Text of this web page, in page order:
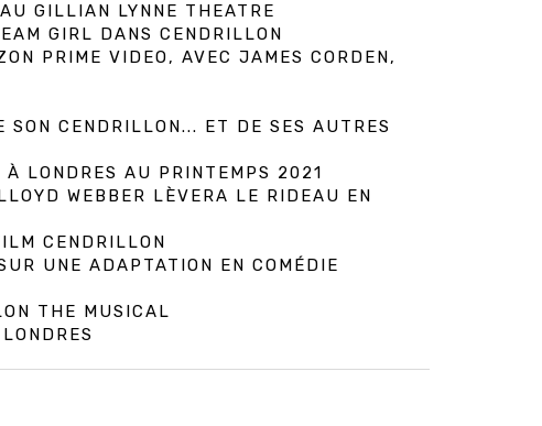
GILLIAN LYNNE THEATRE
GIRL DANS CENDRILLON
PRIME VIDEO, AVEC JAMES CORDEN,
SON CENDRILLON... ET DE SES AUTRES
LONDRES AU PRINTEMPS 2021
WEBBER LÈVERA LE RIDEAU EN
CENDRILLON
UNE ADAPTATION EN COMÉDIE
THE MUSICAL